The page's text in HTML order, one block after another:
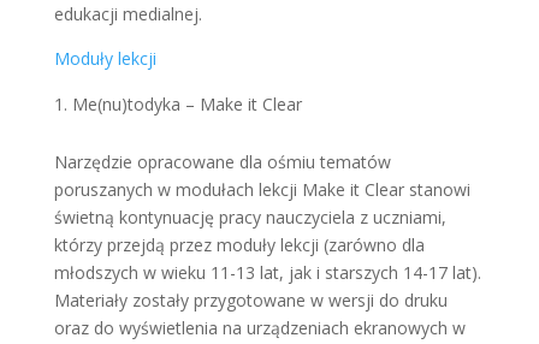
edukacji medialnej.
Moduły lekcji
Me(nu)todyka – Make it Clear
Narzędzie opracowane dla ośmiu tematów
poruszanych w modułach lekcji Make it Clear stanowi
świetną kontynuację pracy nauczyciela z uczniami,
którzy przejdą przez moduły lekcji (zarówno dla
młodszych w wieku 11-13 lat, jak i starszych 14-17 lat).
Materiały zostały przygotowane w wersji do druku
oraz do wyświetlenia na urządzeniach ekranowych w